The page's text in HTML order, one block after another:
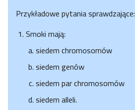
Przykładowe pytania sprawdzające:
Smoki mają:
siedem chromosomów
siedem genów
siedem par chromosomów
siedem alleli.